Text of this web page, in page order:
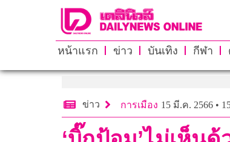
หน้าแรก ข่าว บันเทิง กีฬา
ข่าว การเมือง 15 มี.ค. 2566 •